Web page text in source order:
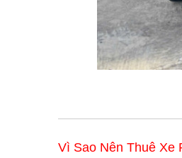
Vì Sao Nên Thuê Xe